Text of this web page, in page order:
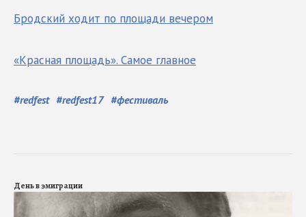
Бродский ходит по площади вечером
«Красная площадь». Самое главное
#redfest #redfest17 #фестиваль
День в эмиграции